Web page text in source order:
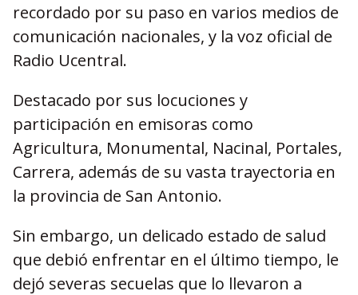
recordado por su paso en varios medios de
comunicación nacionales, y la voz oficial de
Radio Ucentral.
Destacado por sus locuciones y
participación en emisoras como
Agricultura, Monumental, Nacinal, Portales,
Carrera, además de su vasta trayectoria en
la provincia de San Antonio.
Sin embargo, un delicado estado de salud
que debió enfrentar en el último tiempo, le
dejó severas secuelas que lo llevaron a